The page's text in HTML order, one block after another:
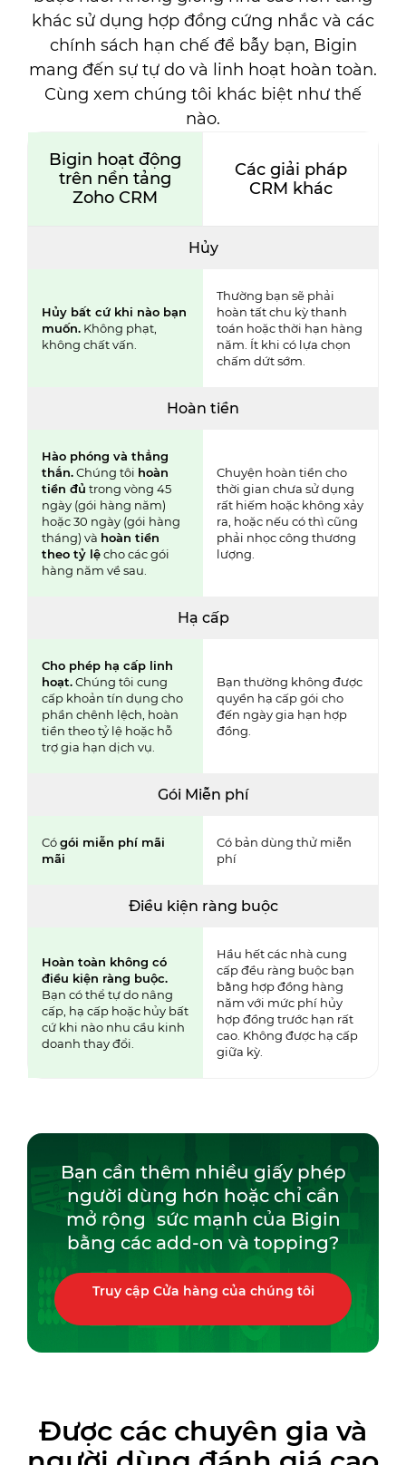
khác sử dụng hợp đồng cứng nhắc và các
chính sách hạn chế để bẫy bạn, Bigin
mang đến sự tự do và linh hoạt hoàn toàn.
Cùng xem chúng tôi khác biệt như thế
nào.
Bigin hoạt động
trên nền tảng
Zoho CRM
Các giải pháp
CRM khác
Hủy
Hủy bất cứ khi nào bạn
muốn. Không phạt,
không chất vấn.
Thường bạn sẽ phải
hoàn tấtchu kỳ thanh
toán hoặc thời hạn hàng
năm. Ít khi có lựa chọn
chấm dứt sớm.
Hoàn tiền
Hào phóng và thẳng
thắn.Chúng tôi hoàn
tiền đủ trong vòng 45
ngày (gói hàng năm)
hoặc 30 ngày (gói hàng
tháng) và hoàn tiền
theo tỷ lệcho các gói
hàng năm về sau.
Chuyện hoàn tiền cho
thời gian chưa sử dụng
rất hiếm hoặc không xảy
ra, hoặc nếu có thì cũng
phải nhọc công thương
lượng.
Hạ cấp
Cho phép hạ cấp linh
hoạt.Chúng tôi cung
cấp khoản tín dụng cho
phần chênh lệch, hoàn
tiền theo tỷ lệ hoặc hỗ
trợ gia hạn dịch vụ.
Bạn thường không được
quyền hạ cấp gói cho
đến ngày gia hạn hợp
đồng.
Gói Miễn phí
Cógói miễn phí mãi
mãi
Có bản dùng thử miễn
phí
Điều kiện ràng buộc
Hoàn toàn không có
điều kiện ràng buộc.
Bạn có thể tự do nâng
cấp, hạ cấp hoặc hủy bất
cứ khi nào nhu cầu kinh
doanh thay đổi.
Hầu hết các nhà cung
cấp đều ràng buộc bạn
bằng hợp đồng hàng
năm với mức phí hủy
hợp đồng trước hạn rất
cao. Không được hạ cấp
giữa kỳ.
Bạn cần thêm nhiều giấy phép
người dùng hơn hoặc chỉ cần
mở rộng sức mạnh của Bigin
bằng các add-on và topping?
Truy cập Cửa hàng của chúng tôi
Được các chuyên gia và